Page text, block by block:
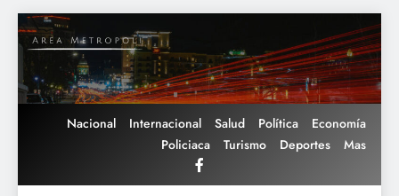
Saltar
al
contenido
Nacional Internacional Salud Política
Economía
Policiaca
Turismo Deportes Mas